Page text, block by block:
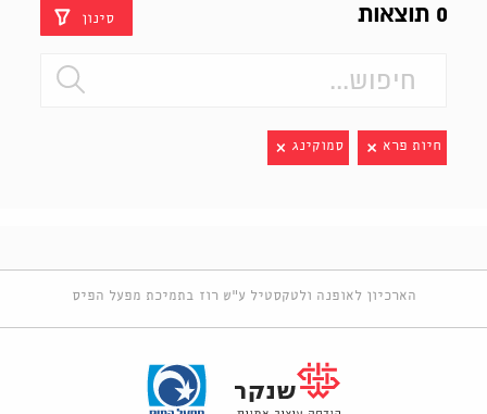
0 תוצאות סינון
חיות פרא סמוקינג
הארכיון לאופנה ולטקסטיל ע"ש רוז בתמיכת מפעל הפיס